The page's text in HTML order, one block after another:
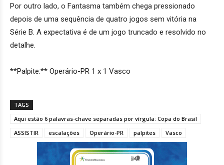
Por outro lado, o Fantasma também chega pressionado
depois de uma sequência de quatro jogos sem vitória na
Série B. A expectativa é de um jogo truncado e resolvido no
detalhe.
**Palpite:** Operário-PR 1 x 1 Vasco
TAGS
Aqui estão 6 palavras-chave separadas por vírgula: Copa do Brasil
ASSISTIR
escalações Operário-PR palpites Vasco